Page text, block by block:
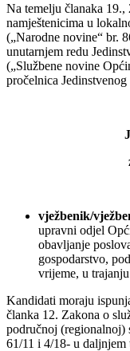
Na temelju članaka
namještenicima u
(„Narodne novine“ br.
unutarnjem redu
(„Službene novine
pročelnica
vježbenik/
upravni odjel
obavljanje
gospodarstvo,
vrijeme, u
Kandidati moraju
članka 12. Zakona o
područnoj (regionalnoj)
61/11 i 4/18- u daljnjem